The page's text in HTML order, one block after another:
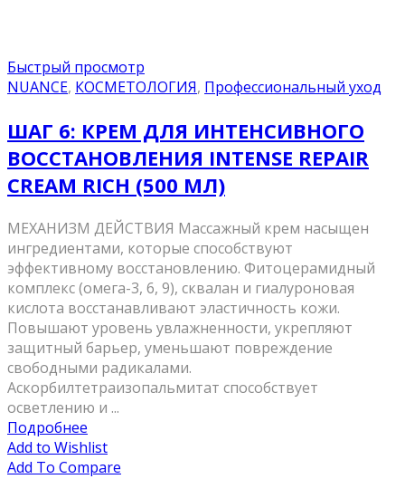
Быстрый просмотр
NUANCE, КОСМЕТОЛОГИЯ, Профессиональный уход
ШАГ 6: КРЕМ ДЛЯ ИНТЕНСИВНОГО
ВОССТАНОВЛЕНИЯ INTENSE REPAIR
CREAM RICH (500 МЛ)
МЕХАНИЗМ ДЕЙСТВИЯ Массажный крем насыщен
ингредиентами, которые способствуют
эффективному восстановлению. Фитоцерамидный
комплекс (омега-3, 6, 9), сквалан и гиалуроновая
кислота восстанавливают эластичность кожи.
Повышают уровень увлажненности, укрепляют
защитный барьер, уменьшают повреждение
свободными радикалами.
Аскорбилтетраизопальмитат способствует
осветлению и ...
Подробнее
Add to Wishlist
Add To Compare